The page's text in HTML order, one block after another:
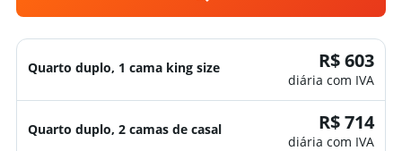
Quarto duplo, 1 cama king size R$ 603
diária com IVA
Quarto duplo, 2 camas de casal R$ 714
diária com IVA